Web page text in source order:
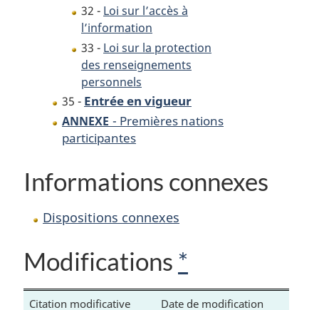
32 - Loi sur l’accès à
l’information
33 - Loi sur la protection
des renseignements
personnels
35 - Entrée en vigueur
ANNEXE - Premières nations
participantes
Informations connexes
Dispositions connexes
Modifications *
Citation modificative
Date de modification